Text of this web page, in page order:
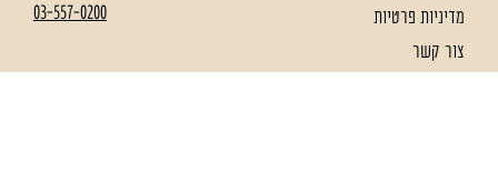
מדיניות פרטיות
צור קשר
03-557-0200